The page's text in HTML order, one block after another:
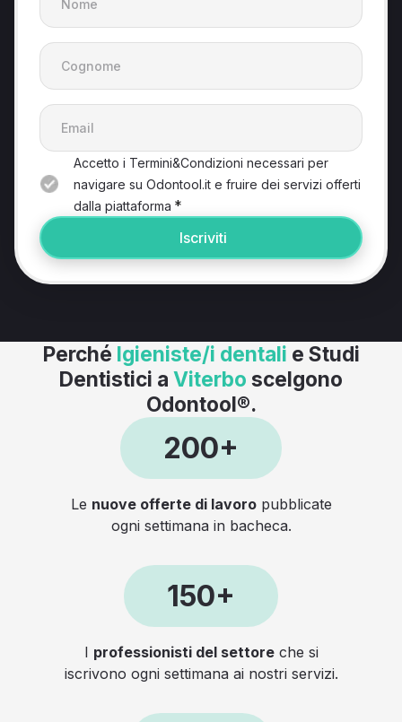
Accetto i Termini&Condizioni necessari per
navigare su Odontool.it e fruire dei servizi offerti
dalla piattaforma *
Iscriviti
Perché Igieniste/i dentali e Studi
Dentistici a Viterbo scelgono
Odontool®.
200+
Le nuove offerte di lavoropubblicate
ogni settimana in bacheca.
150+
I professionisti del settoreche si
iscrivono ogni settimana ai nostri servizi.